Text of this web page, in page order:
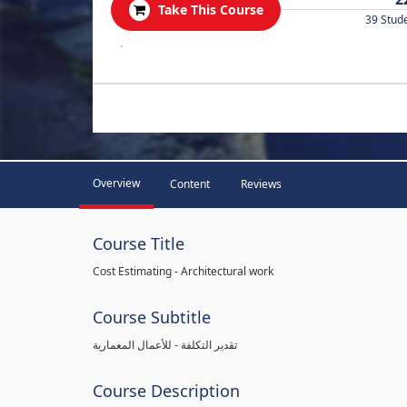
Take This Course
39
.
Overview Content Reviews
Course Title
Cost Estimating - Architectural work
Course Subtitle
تقدير التكلفة - للأعمال المعمارية
Course Description